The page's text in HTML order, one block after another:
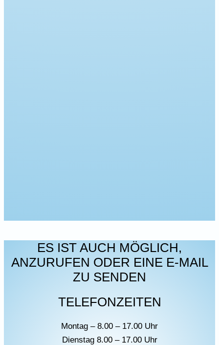
ES IST AUCH MÖGLICH,
ANZURUFEN ODER EINE E-MAIL
ZU SENDEN
TELEFONZEITEN
Montag – 8.00 – 17.00 Uhr
Dienstag 8.00 – 17.00 Uhr